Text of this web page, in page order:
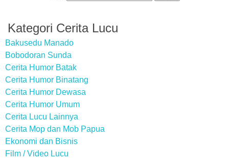
Kategori Cerita Lucu
Bakusedu Manado
Bobodoran Sunda
Cerita Humor Batak
Cerita Humor Binatang
Cerita Humor Dewasa
Cerita Humor Umum
Cerita Lucu Lainnya
Cerita Mop dan Mob Papua
Ekonomi dan Bisnis
Film / Video Lucu